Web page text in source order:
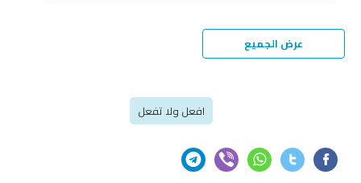
عرض الجميع
افعل ولا تفعل